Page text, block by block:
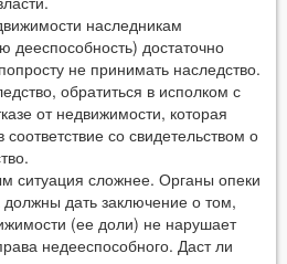
наследникам
достаточно
не принимать наследство.
обратиться в исполком с
от недвижимости, которая
со свидетельством о
ситуация сложнее. Органы опеки
должны дать заключение о том,
(ее доли) не нарушает
недееспособного. Даст ли